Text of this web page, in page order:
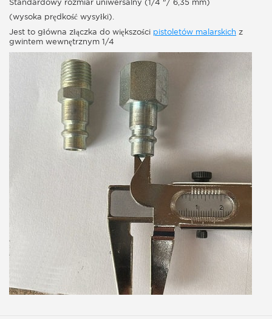
Standardowy rozmiar uniwersalny (1/4 "/ 6,35 mm)
(wysoka prędkość wysyłki).
Jest to główna złączka do większości pistoletów malarskich z
gwintem wewnętrznym 1/4